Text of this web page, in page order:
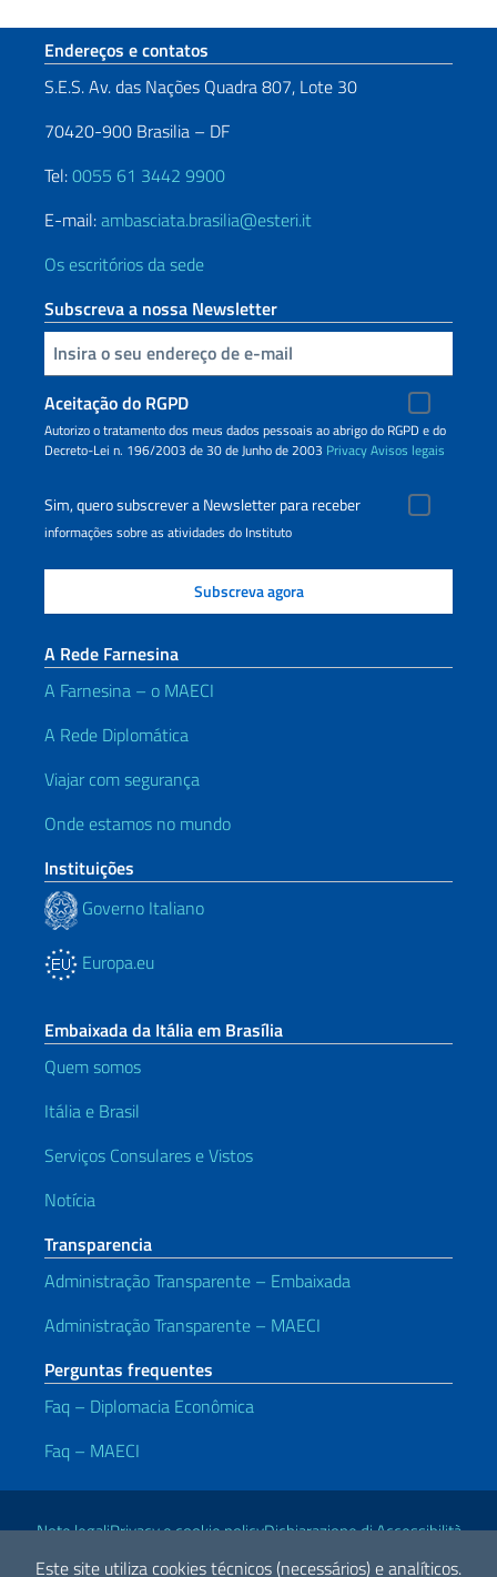
Este site utiliza cookies técnicos (necessários) e analíticos.
Seção de rodapé
Endereços e contatos
S.E.S. Av. das Nações Quadra 807, Lote 30
70420-900 Brasilia – DF
Tel:0055 61 3442 9900
E-mail:ambasciata.brasilia@esteri.it
Os escritórios da sede
Subscreva a nossa Newsletter
Inserisci la tua email
Aceitação do RGPD
Autorizo o tratamento dos meus dados pessoais ao abrigo do RGPD e do
Decreto-Lei n. 196/2003 de 30 de Junho de 2003 PrivacyAvisos legais
Sim, quero subscrever a Newsletter para receber
informações sobre as atividades do Instituto
A Rede Farnesina
A Farnesina – o MAECI
A Rede Diplomática
Viajar com segurança
Onde estamos no mundo
Instituições
Governo Italiano
Europa.eu
Embaixada da Itália em Brasília
Quem somos
Itália e Brasil
Serviços Consulares e Vistos
Notícia
Transparencia
Administração Transparente – Embaixada
Administração Transparente – MAECI
Perguntas frequentes
Faq – Diplomacia Econômica
Faq – MAECI
Links Úteis
Note legaliPrivacy e cookie policyDichiarazione di Accessibilità